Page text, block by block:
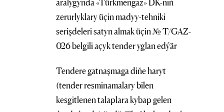
zerurlyklary üçin madyy-tehniki
serişdeleri satyn almak üçin № T/GAZ-
026 belgili açyk tender yglan edýär
Tendere gatnaşmaga diňe haryt
(tender resminamalary bilen
kesgitlenen talaplara kybap gelen